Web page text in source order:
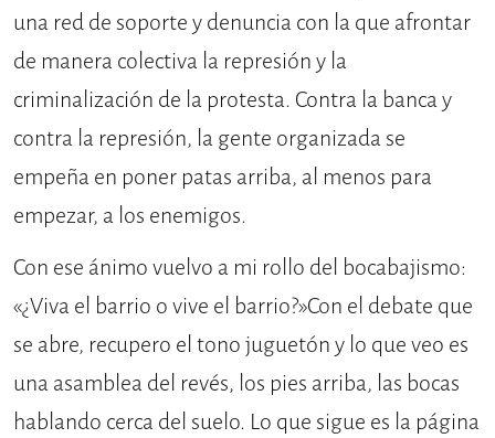
una red de soporte y denuncia con la que afrontar
de manera colectiva la represión y la
criminalización de la protesta. Contra la banca y
contra la represión, la gente organizada se
empeña en poner patas arriba, al menos para
empezar, a los enemigos.
Con ese ánimo vuelvo a mi rollo del bocabajismo:
«¿Viva el barrio o vive el barrio?»Con el debate que
se abre, recupero el tono juguetón y lo que veo es
una asamblea del revés, los pies arriba, las bocas
hablando cerca del suelo. Lo que sigue es la página